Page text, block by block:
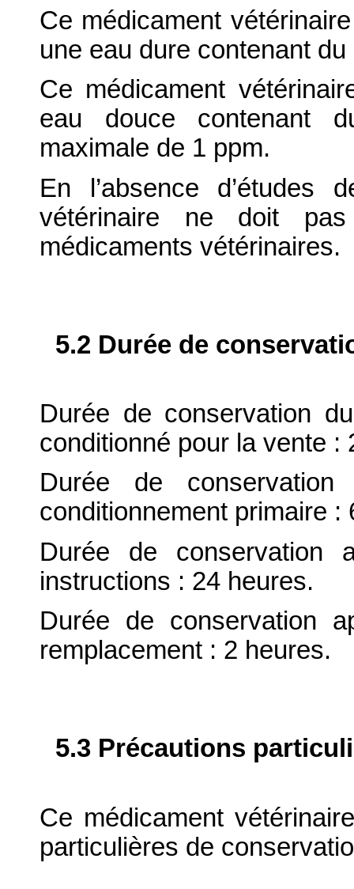
Ce médicament
une eau dure contenant du
Ce médicament
eau douce contenant
maximale de 1 ppm.
En l’absence d’études
vétérinaire ne doit
médicaments vétérinaires.
5.2 Durée de
Durée de conservation
conditionné pour la vente :
Durée de
conditionnement primaire :
Durée de conservation
instructions : 24 heures.
Durée de conservation
remplacement : 2 heures.
5.3 Précautions
Ce médicament
particulières de